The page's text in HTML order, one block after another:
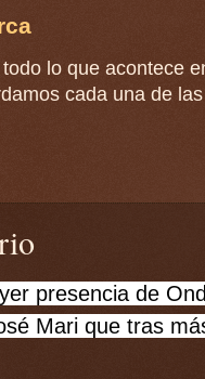
lo que acontece
cada una de
presencia de
Mari que tras